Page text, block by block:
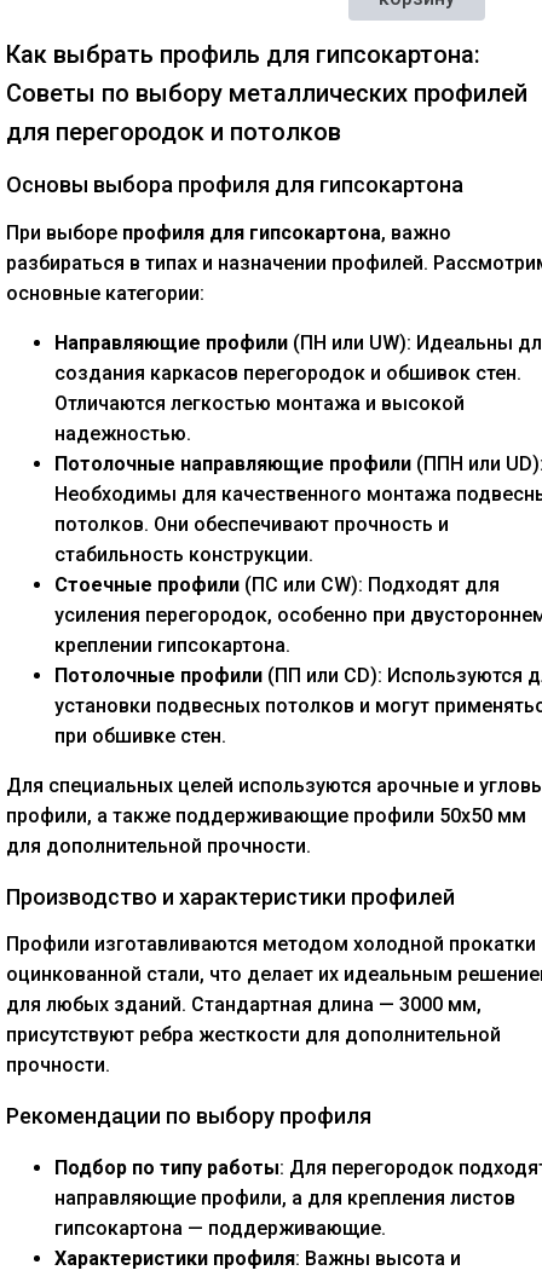
Как выбрать профиль для гипсокартона:
Советы по выбору металлических профилей
для перегородок и потолков
Основы выбора профиля для гипсокартона
При выборе профиля для гипсокартона, важно
разбираться в типах и назначении профилей.
основные категории:
Направляющие профили (ПН или UW): Идеальны
создания каркасов перегородок и обшивок стен.
Отличаются легкостью монтажа и высокой
надежностью.
Потолочные направляющие профили (ППН или
Необходимы для качественного монтажа
потолков. Они обеспечивают прочность и
стабильность конструкции.
Стоечные профили (ПС или CW): Подходят для
усиления перегородок, особенно при
креплении гипсокартона.
Потолочные профили (ПП или CD): Используются
установки подвесных потолков и могут
при обшивке стен.
Для специальных целей используются арочные и
профили, а также поддерживающие профили 50x50 мм
для дополнительной прочности.
Производство и характеристики профилей
Профили изготавливаются методом холодной прокатки
оцинкованной стали, что делает их идеальным
для любых зданий. Стандартная длина — 3000 мм,
присутствуют ребра жесткости для дополнительной
прочности.
Рекомендации по выбору профиля
Подбор по типу работы: Для перегородок
направляющие профили, а для крепления листов
гипсокартона — поддерживающие.
Характеристики профиля: Важны высота и